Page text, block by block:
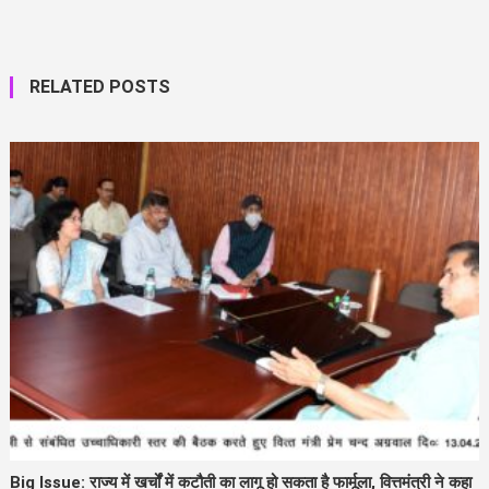
RELATED POSTS
Big Issue: राज्य में खर्चों में कटौती का लागू हो सकता है फार्मूला, वित्तमंत्री ने कहा